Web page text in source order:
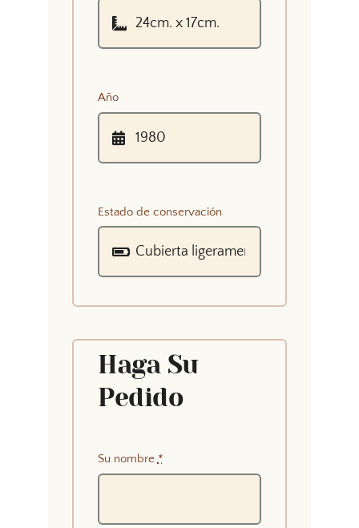
Año
Estado de conservación
Haga Su
Pedido
Su nombre *